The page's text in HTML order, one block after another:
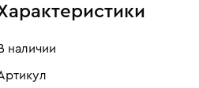
наличии